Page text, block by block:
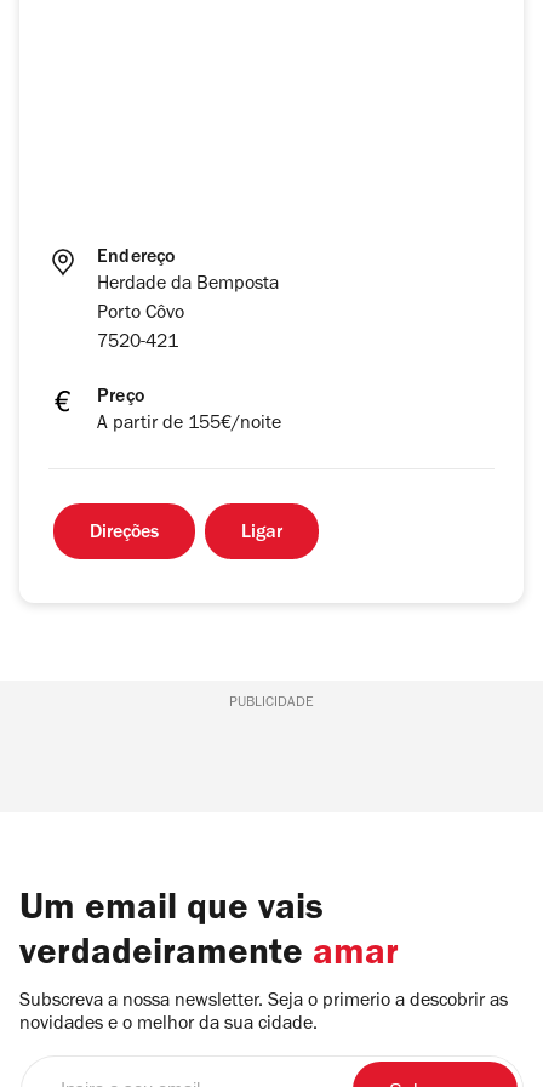
Endereço
Herdade da Bemposta
Porto Côvo
7520-421
Preço
A partir de 155€/noite
Direções Ligar
PUBLICIDADE
Um email que vais
verdadeiramente amar
Subscreva a nossa newsletter. Seja o primerio a descobrir as
novidades e o melhor da sua cidade.